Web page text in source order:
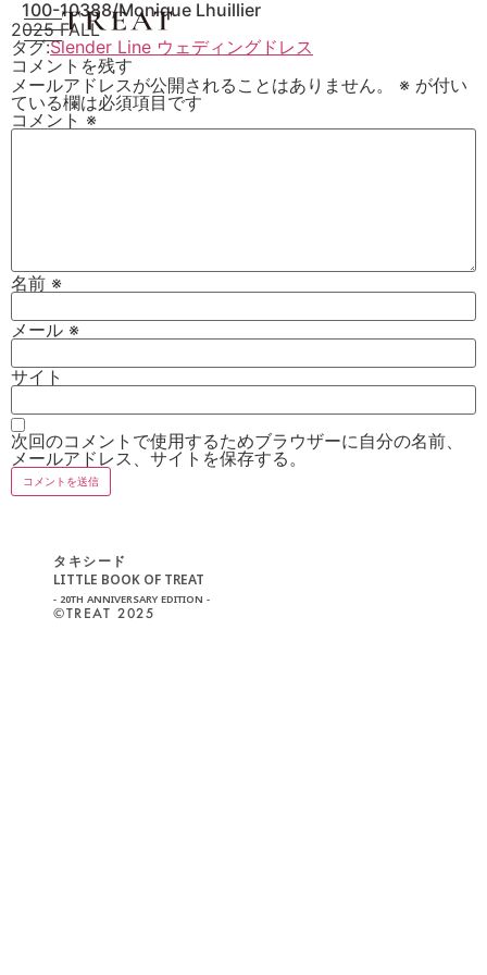
100-10388/Monique Lhuillier
2025 FALL
タグ:Slender Line ウェディングドレス
コメントを残す
メールアドレスが公開されることはありません。
※ が付い
ている欄は必須項目です
コメント ※
名前 ※
メール ※
サイト
次回のコメントで使用するためブラウザーに自分の名前、
メールアドレス、サイトを保存する。
タキシード
LITTLE BOOK OF TREAT
- 20TH ANNIVERSARY EDITION -
©︎TREAT 2025